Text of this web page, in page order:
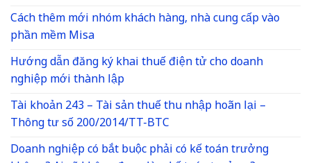
Cách thêm mới nhóm khách hàng, nhà cung cấp vào
phần mềm Misa
Hướng dẫn đăng ký khai thuế điện tử cho doanh
nghiệp mới thành lập
Tài khoản 243 – Tài sản thuế thu nhập hoãn lại –
Thông tư số 200/2014/TT-BTC
Doanh nghiệp có bắt buộc phải có kế toán trưởng